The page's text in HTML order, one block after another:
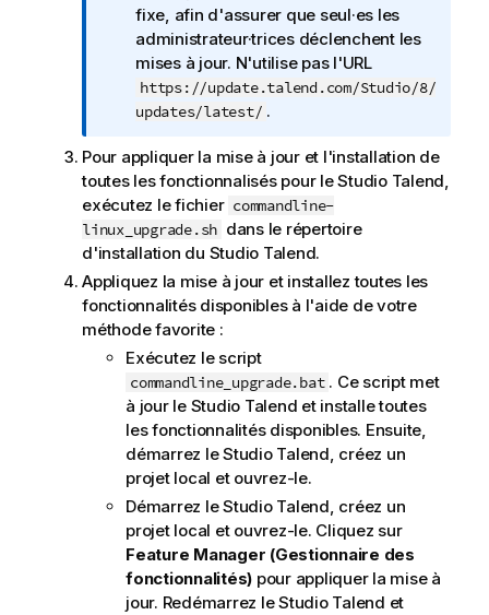
t
e
I
n
f
r
m
a
t
i
o
n
s
fixe, afin d'assurer que seul·es les
administrateur·trices déclenchent les
mises à jour. N'utilise pas l'URL
https://update.talend.com/Studio/8/
updates/latest/ .
Pour appliquer la mise à jour et l'installation de
toutes les fonctionnalisés pour leStudio Talend,
exécutez le fichier commandline-
linux_upgrade.sh dans le répertoire
d'installation du Studio Talend.
Appliquez la mise à jour et installez toutes les
fonctionnalités disponibles à l'aide de votre
méthode favorite :
Exécutez le script
commandline_upgrade.bat . Ce script met
à jour le Studio Talend et installe toutes
les fonctionnalités disponibles. Ensuite,
démarrez leStudio Talend, créez un
projet local et ouvrez-le.
Démarrez leStudio Talend, créez un
projet local et ouvrez-le. Cliquez sur
Feature Manager (Gestionnaire des
fonctionnalités) pour appliquer la mise à
jour. Redémarrez leStudio Talend et